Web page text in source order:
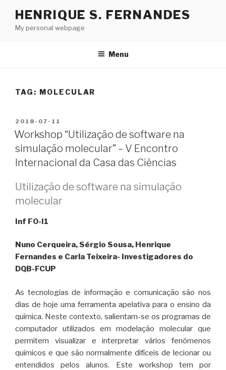
content
HENRIQUE S. FERNANDES
My personal webpage
Menu
TAG: MOLECULAR
POSTED
ON
2018-07-11
Workshop “Utilização de software na
simulação molecular” – V Encontro
Internacional da Casa das Ciências
Utilização de software na simulação
molecular
Inf F0-I1
Nuno Cerqueira, Sérgio Sousa, Henrique
Fernandes e Carla Teixeira- Investigadores do
DQB-FCUP
As tecnologias de informação e comunicação são nos
dias de hoje uma ferramenta apelativa para o ensino da
química. Neste contexto, salientam-se os programas de
computador utilizados em modelação molecular que
permitem visualizar e interpretar vários fenómenos
químicos e que são normalmente difíceis de lecionar ou
entendidos pelos alunos. Este workshop tem por